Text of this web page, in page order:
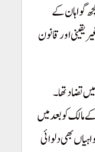
گواہان کے
اور قانون
تضاد تھا۔
مالک کو بعد میں
بھی دلوائی